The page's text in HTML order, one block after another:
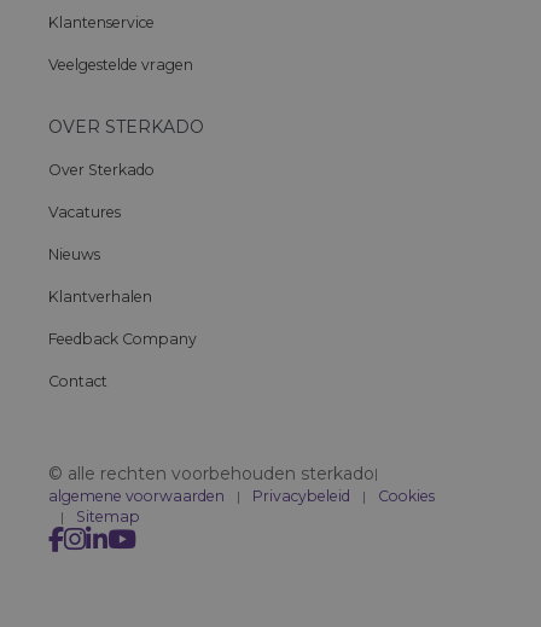
Klantenservice
Veelgestelde vragen
OVER STERKADO
Over Sterkado
Vacatures
Nieuws
Klantverhalen
Feedback Company
Contact
© alle rechten voorbehouden sterkado|
algemene voorwaarden Privacybeleid
Cookies
Sitemap